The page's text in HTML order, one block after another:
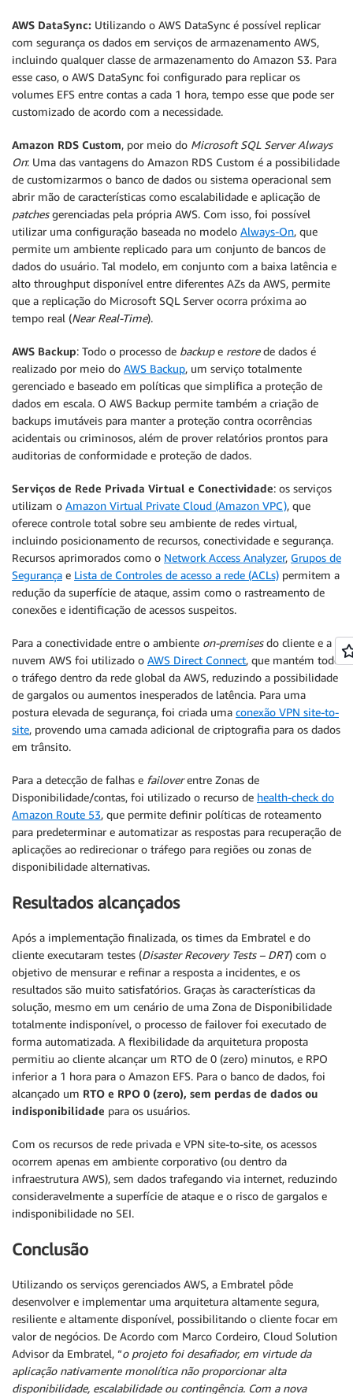
AWS DataSync: Utilizando o AWS DataSync é possível replicar
com segurança os dados em serviços de armazenamento AWS,
incluindo qualquer classe de armazenamento do Amazon S3. Para
esse caso, o AWS DataSync foi configurado para replicar os
volumes EFS entre contas a cada 1 hora, tempo esse que pode ser
customizado de acordo com a necessidade.
Amazon RDS Custom, por meio do Microsoft SQL Server Always
On: Uma das vantagens do Amazon RDS Custom é a possibilidade
de customizarmos o banco de dados ou sistema operacional sem
abrir mão de características como escalabilidade e aplicação de
patchesgerenciadas pela própria AWS. Com isso, foi possível
utilizar uma configuração baseada no modelo Always-On, que
permite um ambiente replicado para um conjunto de bancos de
dados do usuário. Tal modelo, em conjunto com a baixa latência e
alto throughput disponível entre diferentes AZs da AWS, permite
que a replicação do Microsoft SQL Server ocorra próxima ao
tempo real (Near Real-Time).
AWS Backup: Todo o processo de backupe restorede dados é
realizado por meio do AWS Backup, um serviço totalmente
gerenciado e baseado em políticas que simplifica a proteção de
dados em escala. O AWS Backup permite também a criação de
backups imutáveis para manter a proteção contra ocorrências
acidentais ou criminosos, além de prover relatórios prontos para
auditorias de conformidade e proteção de dados.
Serviços de Rede Privada Virtual e Conectividade: os serviços
utilizam o Amazon Virtual Private Cloud (Amazon VPC), que
oferece controle total sobre seu ambiente de redes virtual,
incluindo posicionamento de recursos, conectividade e segurança.
Recursos aprimorados como o Network Access Analyzer, Grupos de
Segurança e Lista de Controles de acesso a rede (ACLs) permitem a
redução da superfície de ataque, assim como o rastreamento de
conexões e identificação de acessos suspeitos.
Para a conectividade entre o ambiente on-premisesdo cliente e a
nuvem AWS foi utilizado o AWS Direct Connect, que mantém todo
o tráfego dentro da rede global da AWS, reduzindo a possibilidade
de gargalos ou aumentos inesperados de latência. Para uma
postura elevada de segurança, foi criada uma conexão VPN site-to-
site, provendo uma camada adicional de criptografia para os dados
em trânsito.
Para a detecção de falhas e failoverentre Zonas de
Disponibilidade/contas, foi utilizado o recurso de health-check do
Amazon Route 53, que permite definir políticas de roteamento
para predeterminar e automatizar as respostas para recuperação de
aplicações ao redirecionar o tráfego para regiões ou zonas de
disponibilidade alternativas.
Resultados alcançados
Após a implementação finalizada, os times da Embratel e do
cliente executaram testes (Disaster Recovery Tests – DRT) com o
objetivo de mensurar e refinar a resposta a incidentes, e os
resultados são muito satisfatórios. Graças às características da
solução, mesmo em um cenário de uma Zona de Disponibilidade
totalmente indisponível, o processo de failover foi executado de
forma automatizada. A flexibilidade da arquitetura proposta
permitiu ao cliente alcançar um RTO de 0 (zero) minutos, e RPO
inferior a 1 hora para o Amazon EFS. Para o banco de dados, foi
alcançado um RTO e RPO 0 (zero), sem perdas de dados ou
indisponibilidade para os usuários.
Com os recursos de rede privada e VPN site-to-site, os acessos
ocorrem apenas em ambiente corporativo (ou dentro da
infraestrutura AWS), sem dados trafegando via internet, reduzindo
consideravelmente a superfície de ataque e o risco de gargalos e
indisponibilidade no SEI.
Conclusão
Utilizando os serviços gerenciados AWS, a Embratel pôde
desenvolver e implementar uma arquitetura altamente segura,
resiliente e altamente disponível, possibilitando o cliente focar em
valor de negócios. De Acordo com Marco Cordeiro, Cloud Solution
Advisor da Embratel, “o projeto foi desafiador, em virtude da
aplicação nativamente monolítica não proporcionar alta
disponibilidade, escalabilidade ou contingência. Com a nova